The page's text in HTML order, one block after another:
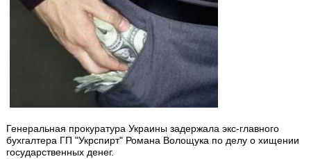
Генеральная прокуратура Украины задержала экс-главного
бухгалтера ГП "Укрспирт" Романа Волощука по делу о хищении
государственных денег.